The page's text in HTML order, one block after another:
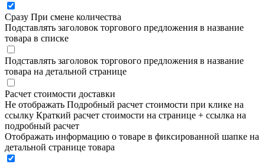
Сразу При смене количества
Подставлять заголовок торгового предложения в название
товара в списке
Подставлять заголовок торгового предложения в название
товара на детальной странице
Расчет стоимости доставки
Не отображать Подробный расчет стоимости при клике на
ссылку Краткий расчет стоимости на странице + ссылка на
подробный расчет
Отображать информацию о товаре в фиксированной шапке на
детальной странице товара